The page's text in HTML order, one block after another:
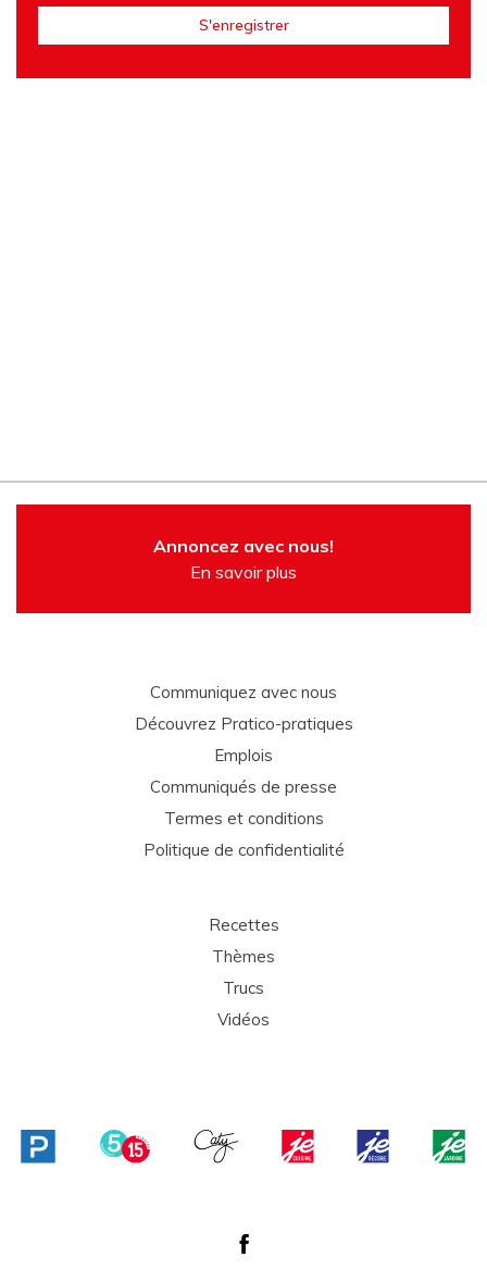
Annoncez avec nous!
En savoir plus
Communiquez avec nous
Découvrez Pratico-pratiques
Emplois
Communiqués de presse
Termes et conditions
Politique de confidentialité
Recettes
Thèmes
Trucs
Vidéos